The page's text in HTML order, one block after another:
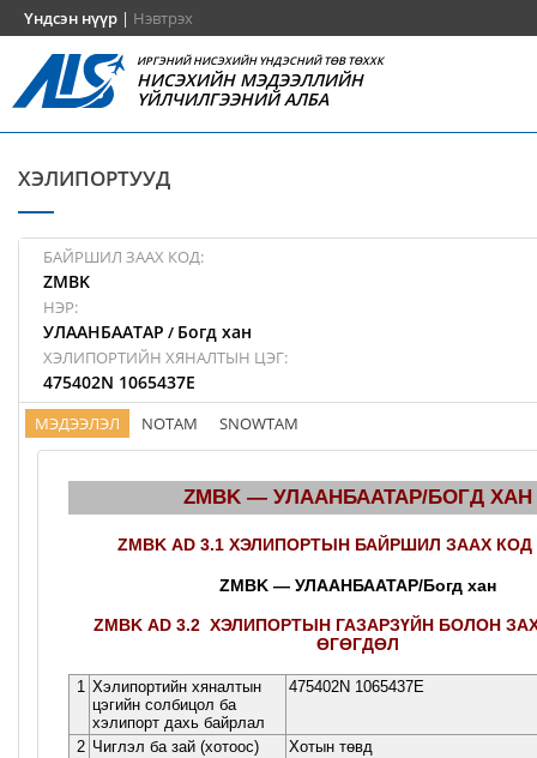
Үндсэн нүүр | Нэвтрэх
ИРГЭНИЙ НИСЭХИЙН ҮНДЭСНИЙ ТӨВ ТӨХХК
НИСЭХИЙН МЭДЭЭЛЛИЙН
ҮЙЛЧИЛГЭЭНИЙ АЛБА
ХЭЛИПОРТУУД
БАЙРШИЛ ЗААХ КОД:
ZMBK
НЭР:
УЛААНБААТАР / Богд хан
ХЭЛИПОРТИЙН ХЯНАЛТЫН ЦЭГ:
475402N 1065437E
МЭДЭЭЛЭЛ NOTAM SNOWTAM